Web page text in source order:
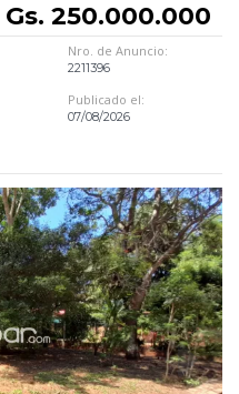
Gs. 250.000.000
Nro. de Anuncio:
2211396
Publicado el:
07/08/2026